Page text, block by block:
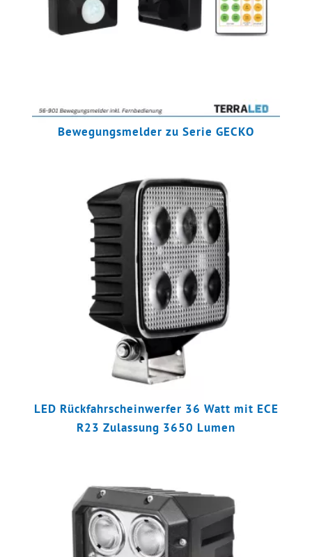
Bewegungsmelder zu Serie GECKO
LED Rückfahrscheinwerfer 36 Watt mit ECE
R23 Zulassung 3650 Lumen